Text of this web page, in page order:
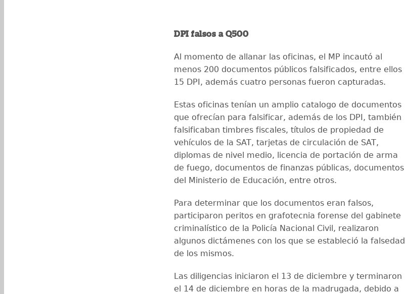
DPI falsos a Q500
Al momento de allanar las oficinas, el MP incautó al
menos 200 documentos públicos falsificados, entre ellos
15 DPI, además cuatro personas fueron capturadas.
Estas oficinas tenían un amplio catalogo de documentos
que ofrecían para falsificar, además de los DPI, también
falsificaban timbres fiscales, títulos de propiedad de
vehículos de la SAT, tarjetas de circulación de SAT,
diplomas de nivel medio, licencia de portación de arma
de fuego, documentos de finanzas públicas, documentos
del Ministerio de Educación, entre otros.
Para determinar que los documentos eran falsos,
participaron peritos en grafotecnia forense del gabinete
criminalístico de la Policía Nacional Civil, realizaron
algunos dictámenes con los que se estableció la falsedad
de los mismos.
Las diligencias iniciaron el 13 de diciembre y terminaron
el 14 de diciembre en horas de la madrugada, debido a